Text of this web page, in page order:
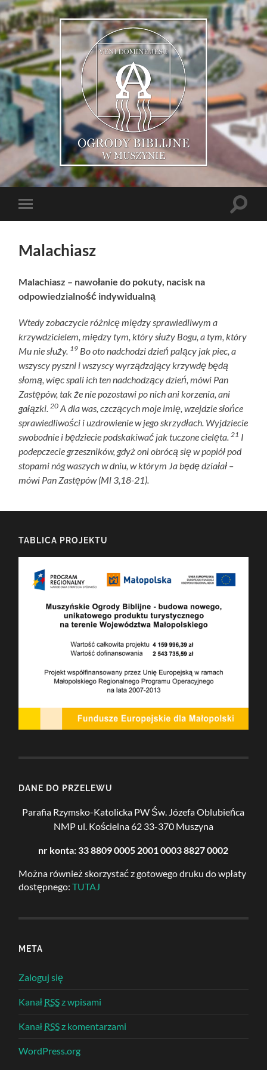
Muszyńskie
Ogrody
Biblijne
mobile
Toggle
Malachiasz
Malachiasz – nawołanie do pokuty, nacisk na
odpowiedzialność indywidualną
Wtedy zobaczycie różnicę między sprawiedliwym a
krzywdzicielem, między tym, który służy Bogu, a tym, który
Mu nie służy. 19 Bo oto nadchodzi dzień palący jak piec, a
wszyscy pyszni i wszyscy wyrządzający krzywdę będą
słomą, więc spali ich ten nadchodzący dzień, mówi Pan
Zastępów, tak że nie pozostawi po nich ani korzenia, ani
gałązki.20 A dla was, czczących moje imię, wzejdzie słońce
sprawiedliwości i uzdrowienie w jego skrzydłach. Wyjdziecie
swobodnie i będziecie podskakiwać jak tuczone cielęta.21 I
podepczecie grzeszników, gdyż oni obrócą się w popiół pod
stopami nóg waszych w dniu, w którym Ja będę działał –
mówi Pan Zastępów (Ml 3,18-21).
TABLICA PROJEKTU
DANE DO PRZELEWU
Parafia Rzymsko-Katolicka PW Św. Józefa Oblubieńca
NMP ul. Kościelna 62 33-370 Muszyna
nr konta: 33 8809 0005 2001 0003 8827 0002
Można również skorzystać z gotowego druku do wpłaty
dostępnego: TUTAJ
META
Zaloguj się
Kanał RSSz wpisami
Kanał RSSz komentarzami
WordPress.org